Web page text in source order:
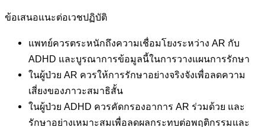
ข้อเสนอแนะต่อเวชปฏิบัติ
แพทย์ควรตระหนักถึงความเชื่อมโยงระหว่าง AR กับ
ADHD และบูรณาการข้อมูลนี้ในการวางแผนการรักษา
ในผู้ป่วย AR ควรให้การรักษาอย่างจริงจังเพื่อลดความ
เสี่ยงของภาวะสมาธิสั้น
ในผู้ป่วย ADHD ควรคัดกรองอาการ AR ร่วมด้วย และ
รักษาอย่างเหมาะสมเพื่อลดผลกระทบต่อพฤติกรรมและ